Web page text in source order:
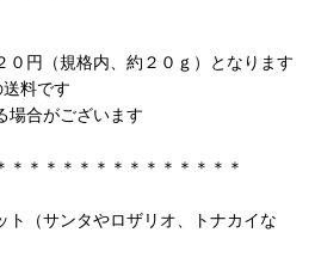
０円（規格内、約２０ｇ）となります
料です
合がございます
＊＊＊＊＊＊＊＊＊＊＊＊＊＊
ト（サンタやロザリオ、トナカイな